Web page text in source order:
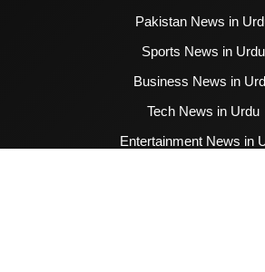
Pakistan News in
Sports News in Urdu
Business News in
Tech News in Urdu
Entertainment News in